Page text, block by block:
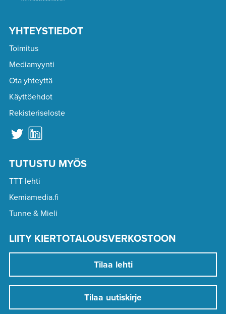
YHTEYSTIEDOT
Toimitus
Mediamyynti
Ota yhteyttä
Käyttöehdot
Rekisteriseloste
TUTUSTU MYÖS
TTT-lehti
Kemiamedia.fi
Tunne & Mieli
LIITY KIERTOTALOUSVERKOSTOON
Tilaa lehti
Tilaa uutiskirje